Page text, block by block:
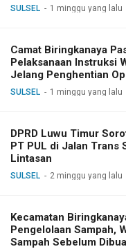
SULSEL 1 minggu yang lalu
Camat Biringkanaya
Pelaksanaan Instruksi
Jelang Penghentian
SULSEL 1 minggu yang lalu
DPRD Luwu Timur
PT PUL di Jalan Trans
Lintasan
SULSEL 2 minggu yang lalu
Kecamatan
Pengelolaan Sampah,
Sampah Sebelum